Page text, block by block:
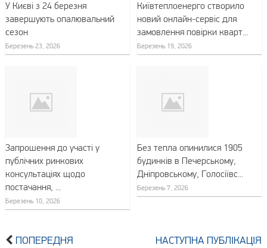
У Києві з 24 березня
завершують опалювальний
сезон
Березень 23, 2026
Київтеплоенерго створило
новий онлайн-сервіс для
замовлення повірки кварт...
Березень 19, 2026
Запрошення до участі у
публічних ринкових
консультаціях щодо
постачання, ...
Березень 10, 2026
Без тепла опинилися 1905
будинків в Печерському,
Дніпровському, Голосіївс...
Березень 7, 2026
ПОПЕРЕДНЯ
НАСТУПНА ПУБЛІКАЦІЯ